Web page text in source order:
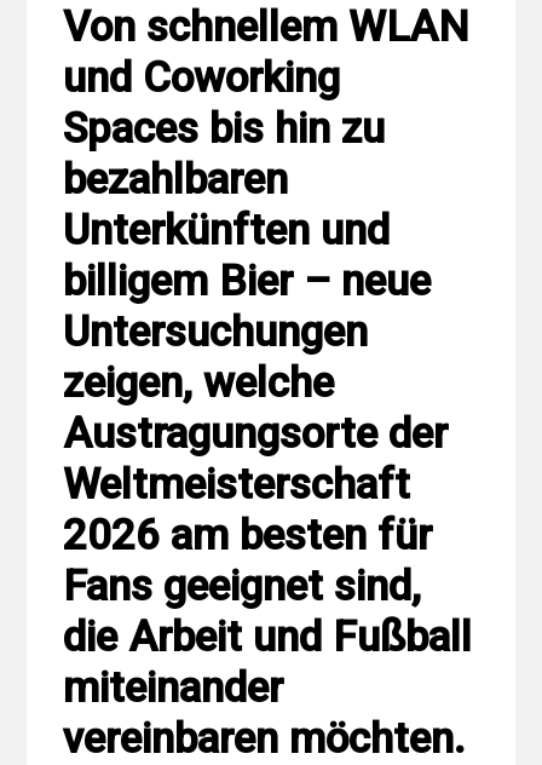
Von schnellem WLAN
und Coworking
Spaces bis hin zu
bezahlbaren
Unterkünften und
billigem Bier – neue
Untersuchungen
zeigen, welche
Austragungsorte der
Weltmeisterschaft
2026 am besten für
Fans geeignet sind,
die Arbeit und Fußball
miteinander
vereinbaren möchten.